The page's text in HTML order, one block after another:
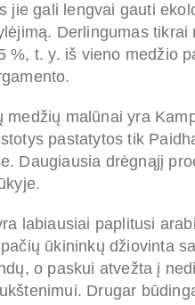
jie gali lengvai gauti
Derlingumas tikrai
%, t. y. iš vieno medžio
medžių malūnai yra
pastatytos tik
Daugiausia drėgnąjį
labiausiai paplitusi
ūkininkų džiovinta
o paskui atvežta į
Drugar